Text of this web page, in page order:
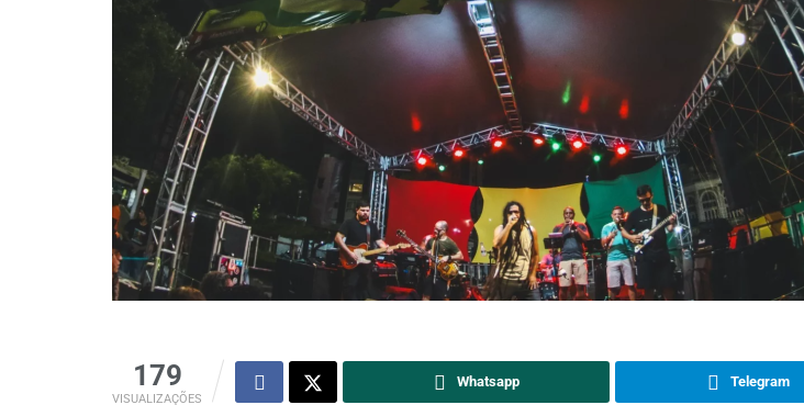
179
VISUALIZAÇÕES
Whatsapp Telegram